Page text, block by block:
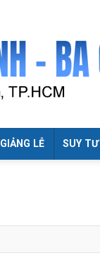
LỄ SUY TƯ